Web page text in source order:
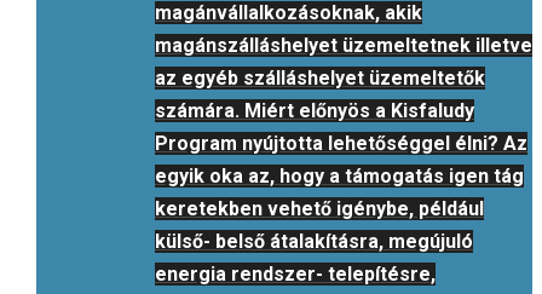
magánvállalkozásoknak, akik
magánszálláshelyet üzemeltetnek illetve
az egyéb szálláshelyet üzemeltetők
számára. Miért előnyös a Kisfaludy
Program nyújtotta lehetőséggel élni? Az
egyik oka az, hogy a támogatás igen tág
keretekben vehető igénybe, például
külső- belső átalakításra, megújuló
energia rendszer- telepítésre,